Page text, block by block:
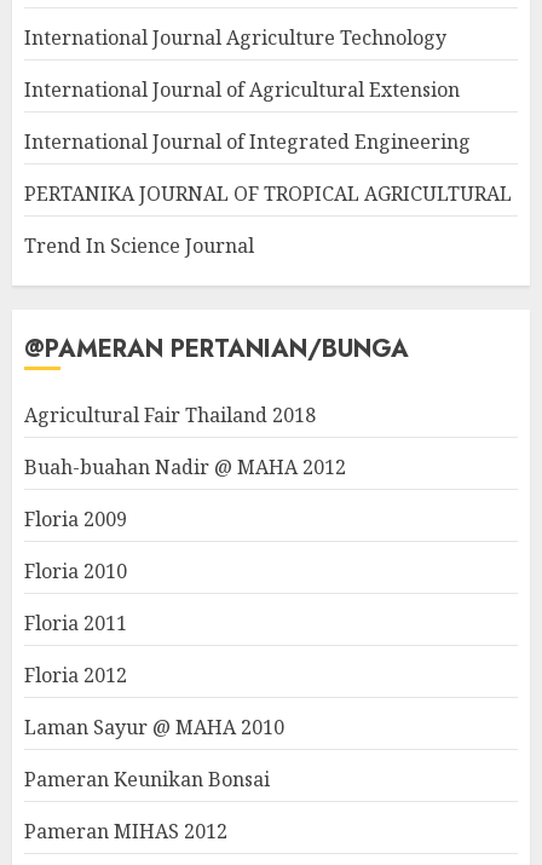
International Journal Agriculture Technology
International Journal of Agricultural Extension
International Journal of Integrated Engineering
PERTANIKA JOURNAL OF TROPICAL AGRICULTURAL
Trend In Science Journal
@PAMERAN PERTANIAN/BUNGA
Agricultural Fair Thailand 2018
Buah-buahan Nadir @ MAHA 2012
Floria 2009
Floria 2010
Floria 2011
Floria 2012
Laman Sayur @ MAHA 2010
Pameran Keunikan Bonsai
Pameran MIHAS 2012